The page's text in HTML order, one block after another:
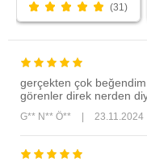
(31)
gerçekten çok
görenler direk nerden
G** N** Ö** | 23.11.2024